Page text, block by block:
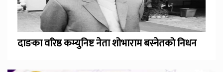
दाङका वरिष्ठ कम्युनिष्ट नेता शोभाराम बस्नेतको निधन